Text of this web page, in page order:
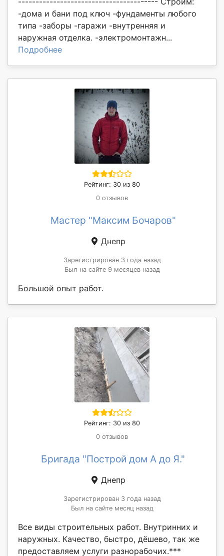
-дома и бани под ключ -фундаменты любого
типа -заборы -гаражи -внутренняя и
наружная отделка. -электромонтажн...
Подробнее
Рейтинг: 30 из 80
0 отзывов
Мастер "Максим Бочаров"
Днепр
Зарегистрирован 3 года назад
Был на сайте 9 месяцев назад
Большой опыт работ.
Рейтинг: 30 из 80
0 отзывов
Бригада "Построй дом А до Я."
Днепр
Зарегистрирован 3 года назад
Был на сайте месяц назад
Все виды строительных работ. Внутринних и
наружных. Качество, быстро, дёшево, так же
предоставляем услуги разнорабочих.***